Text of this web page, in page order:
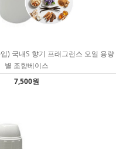
) 국내S 향기 프래그런스 오일 용량
별 조향베이스
7,500원